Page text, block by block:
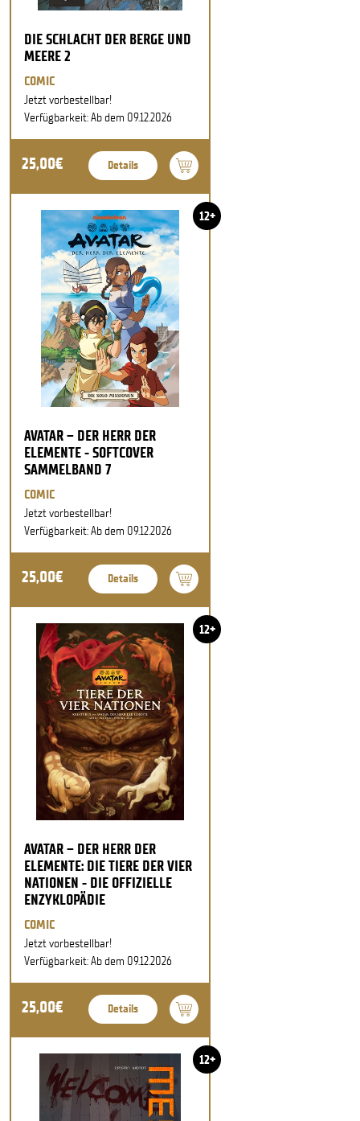
DIE SCHLACHT DER BERGE UND
MEERE 2
COMIC
Jetzt vorbestellbar!
Verfügbarkeit: Ab dem 09.12.2026
25,00€ Details
12+
AVATAR – DER HERR DER
ELEMENTE - SOFTCOVER
SAMMELBAND 7
COMIC
Jetzt vorbestellbar!
Verfügbarkeit: Ab dem 09.12.2026
25,00€ Details
12+
AVATAR – DER HERR DER
ELEMENTE: DIE TIERE DER VIER
NATIONEN - DIE OFFIZIELLE
ENZYKLOPÄDIE
COMIC
Jetzt vorbestellbar!
Verfügbarkeit: Ab dem 09.12.2026
25,00€ Details
12+